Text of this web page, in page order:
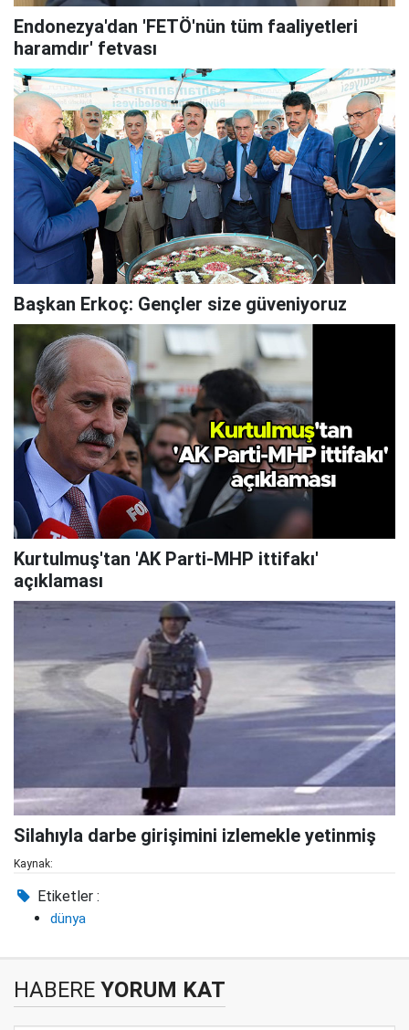
Endonezya'dan 'FETÖ'nün tüm faaliyetleri
haramdır' fetvası
Başkan Erkoç: Gençler size güveniyoruz
Kurtulmuş'tan 'AK Parti-MHP ittifakı'
açıklaması
Silahıyla darbe girişimini izlemekle yetinmiş
Kaynak:
Etiketler :
dünya
HABERE YORUM KAT